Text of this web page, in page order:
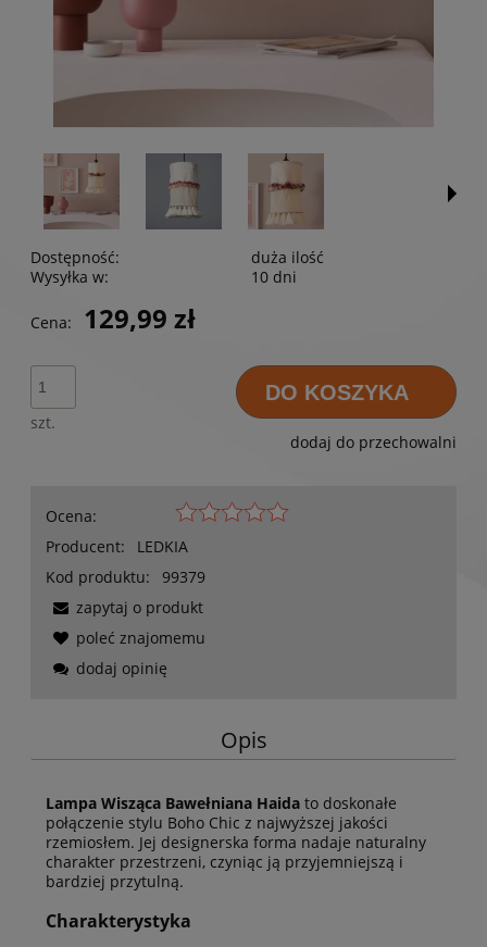
Dostępność:
duża ilość
Wysyłka w:
10 dni
Cena: 129,99 zł
szt.
DO KOSZYKA
dodaj do przechowalni
Ocena:
Producent:
LEDKIA
Kod produktu:
99379
zapytaj o produkt
poleć znajomemu
dodaj opinię
Opis
Lampa Wisząca Bawełniana Haida to doskonałe
połączenie stylu Boho Chic z najwyższej jakości
rzemiosłem. Jej designerska forma nadaje naturalny
charakter przestrzeni, czyniąc ją przyjemniejszą i
bardziej przytulną.
Charakterystyka